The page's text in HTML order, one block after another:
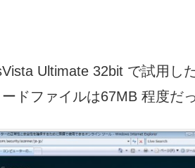
Ultimate 32bit で試用し
ドファイルは67MB 程度だ